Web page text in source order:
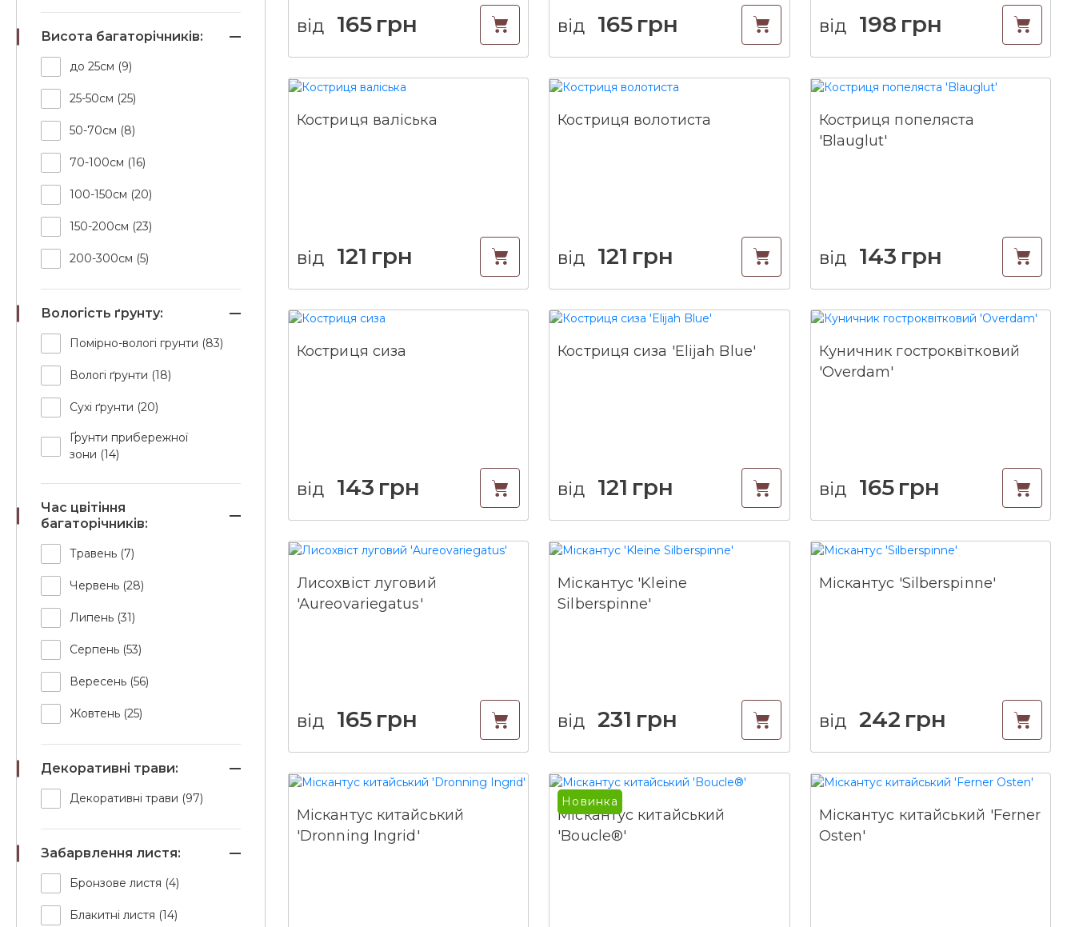
Висота багаторічників:
до 25см (9)
25-50см (25)
50-70см (8)
70-100см (16)
100-150см (20)
150-200см (23)
200-300см (5)
Вологість ґрунту:
Помірно-вологі грунти (83)
Вологі ґрунти (18)
Сухі ґрунти (20)
Ґрунти прибережної
зони (14)
Час цвітіння
багаторічників:
Травень (7)
Червень (28)
Липень (31)
Серпень (53)
Вересень (56)
Жовтень (25)
Декоративні трави:
Декоративні трави (97)
Забарвлення листя:
Бронзове листя (4)
Блакитні листя (14)
від 165 грн від 165 грн від 198 грн
Костриця валіська
від 121 грн
Костриця волотиста
від 121 грн
Костриця попеляста
'Blauglut'
від 143 грн
Костриця сиза
від 143 грн
Костриця сиза 'Elijah Blue'
від 121 грн
Куничник гостроквітковий
'Overdam'
від 165 грн
Лисохвіст луговий
'Aureovariegatus'
від 165 грн
Міскантус 'Kleine
Silberspinne'
від 231 грн
Міскантус 'Silberspinne'
від 242 грн
Міскантус китайський
'Dronning Ingrid'
Новинка
Міскантус китайський
'Boucle®'
Міскантус китайський 'Ferner
Osten'